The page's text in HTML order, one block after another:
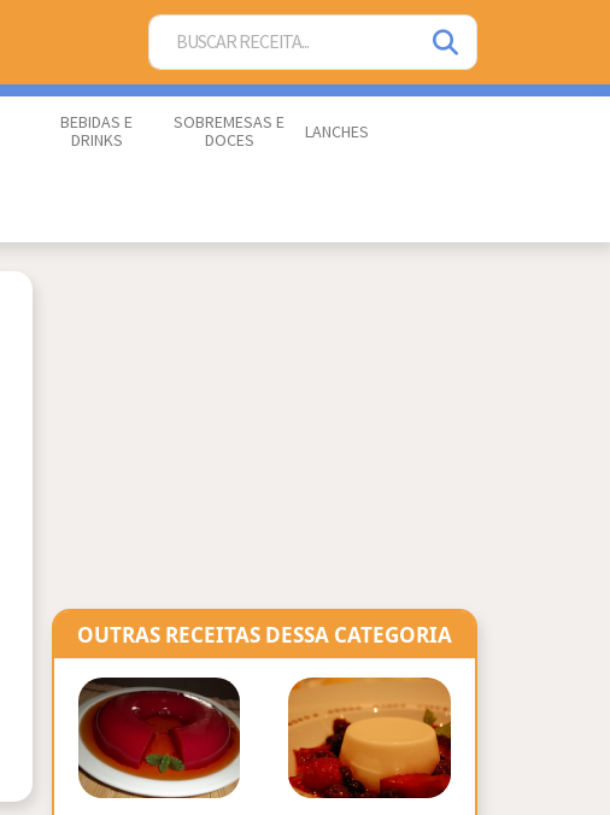
BEBIDAS E
DRINKS
SOBREMESAS E
DOCES
LANCHES
OUTRAS RECEITAS DESSA CATEGORIA